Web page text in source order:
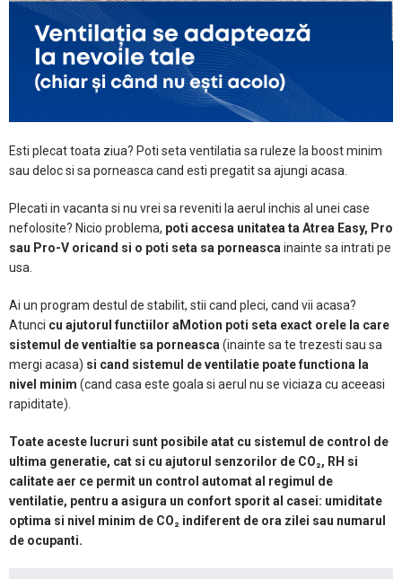
Esti plecat toata ziua? Poti seta ventilatia sa ruleze la boost minim
sau deloc si sa porneasca cand esti pregatit sa ajungi acasa.
Plecati in vacanta si nu vrei sa reveniti la aerul inchis al unei case
nefolosite? Nicio problema, poti accesa unitatea ta Atrea Easy, Pro
sau Pro-V oricand si o poti seta sa porneasca inainte sa intrati pe
usa.
Ai un program destul de stabilit, stii cand pleci, cand vii acasa?
Atunci cu ajutorul functiilor aMotion poti seta exact orele la care
sistemul de ventialtie sa porneasca (inainte sa te trezesti sau sa
mergi acasa) si cand sistemul de ventilatie poate functiona la
nivel minim (cand casa este goala si aerul nu se viciaza cu aceeasi
rapiditate).
Toate aceste lucruri sunt posibile atat cu sistemul de control de
ultima generatie, cat si cu ajutorul senzorilor de CO₂, RH si
calitate aer ce permit un control automat al regimul de
ventilatie, pentru a asigura un confort sporit al casei: umiditate
optima si nivel minim de CO₂ indiferent de ora zilei sau numarul
de ocupanti.